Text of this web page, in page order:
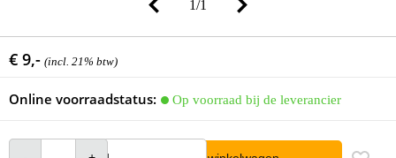
1/1
€ 9,- (incl. 21% btw)
Online voorraadstatus: Op voorraad bij de leverancier